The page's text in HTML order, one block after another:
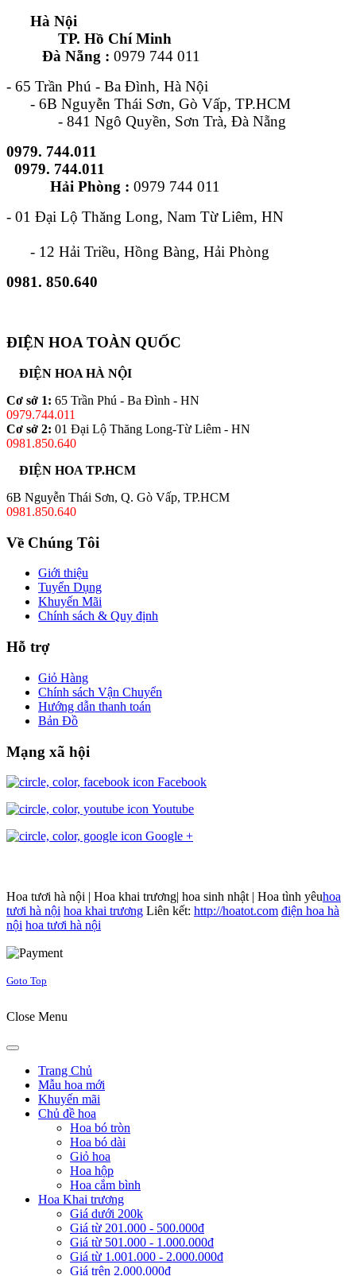
Hà Nội
TP. Hồ Chí Minh
Đà Nẵng : 0979 744 011
- 65 Trần Phú - Ba Đình, Hà Nội
- 6B Nguyễn Thái Sơn, Gò Vấp, TP.HCM
- 841 Ngô Quyền, Sơn Trà, Đà Nẵng
0979. 744.011
0979. 744.011
Hải Phòng : 0979 744 011
- 01 Đại Lộ Thăng Long, Nam Từ Liêm, HN
- 12 Hải Triều, Hồng Bàng, Hải Phòng
0981. 850.640
ĐIỆN HOA TOÀN QUỐC
ĐIỆN HOA HÀ NỘI
Cơ sở 1: 65 Trần Phú - Ba Đình - HN
0979.744.011
Cơ sở 2: 01 Đại Lộ Thăng Long-Từ Liêm - HN
0981.850.640
ĐIỆN HOA TP.HCM
6B Nguyễn Thái Sơn, Q. Gò Vấp, TP.HCM
0981.850.640
Về Chúng Tôi
Giới thiệu
Tuyển Dụng
Khuyến Mãi
Chính sách & Quy định
Hỗ trợ
Giỏ Hàng
Chính sách Vận Chuyển
Hướng dẫn thanh toán
Bản Đồ
Mạng xã hội
Facebook
Youtube
Google +
Hoa tươi hà nội | Hoa khai trương| hoa sinh nhật | Hoa tình yêuhoa
tươi hà nội hoa khai trương Liên kết: http://hoatot.com điện hoa hà
nội hoa tươi hà nội
Goto Top
Close Menu
Trang Chủ
Mẫu hoa mới
Khuyến mãi
Chủ đề hoa
Hoa bó tròn
Hoa bó dài
Giỏ hoa
Hoa hộp
Hoa cắm bình
Hoa Khai trương
Giá dưới 200k
Giá từ 201.000 - 500.000đ
Giá từ 501.000 - 1.000.000đ
Giá từ 1.001.000 - 2.000.000đ
Giá trên 2.000.000đ